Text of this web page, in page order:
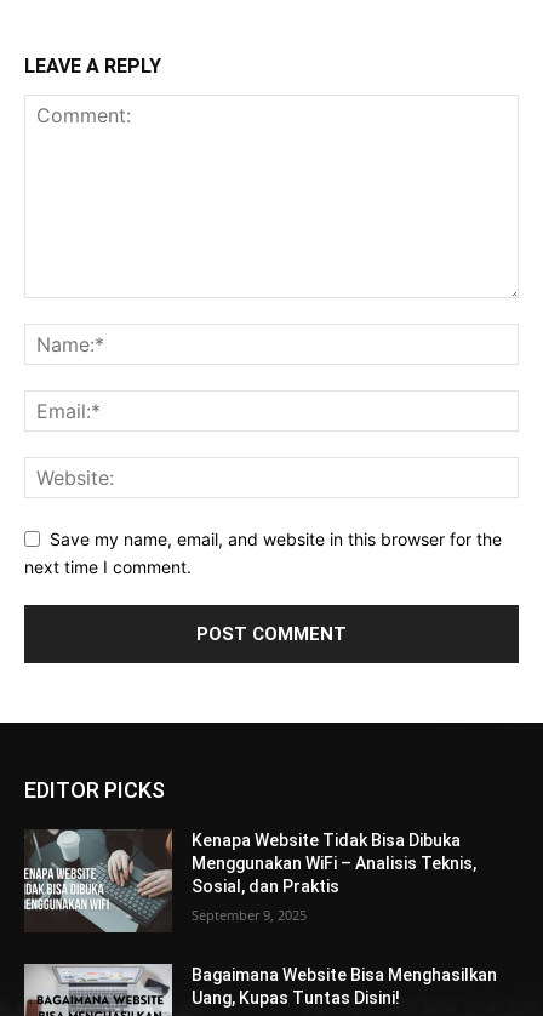
LEAVE A REPLY
Save my name, email, and website in this browser for the
next time I comment.
EDITOR PICKS
Kenapa Website Tidak Bisa Dibuka
Menggunakan WiFi – Analisis Teknis,
Sosial, dan Praktis
September 9, 2025
Bagaimana Website Bisa Menghasilkan
Uang, Kupas Tuntas Disini!